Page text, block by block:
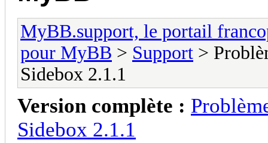
MyBB.support, le portail
pour MyBB > Support >
Sidebox 2.1.1
Version complète :
Sidebox 2.1.1